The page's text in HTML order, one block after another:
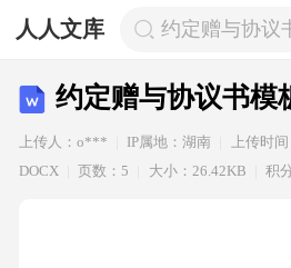
人人文库 约定赠与协议
约定赠与协议书模
上传人：o*** IP属地：湖南 上传时
DOCX
页数：5 大小：26.42KB 积